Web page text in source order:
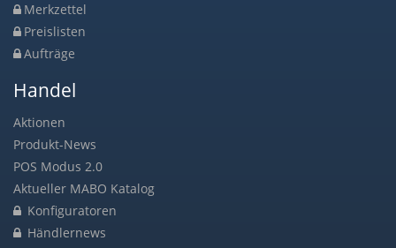
Merkzettel
Preislisten
Aufträge
Handel
Aktionen
Produkt-News
POS Modus 2.0
Aktueller MABO Katalog
Konfiguratoren
Händlernews